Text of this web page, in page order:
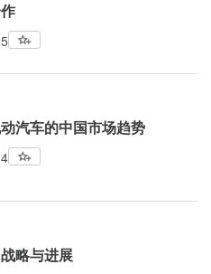
汽车的中国市场趋势
略与进展